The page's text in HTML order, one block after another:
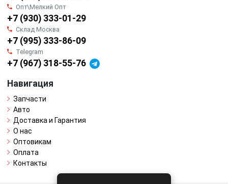
Опт\Мелкий Опт
+7 (930) 333-01-29
Склад Москва
+7 (995) 333-86-09
Telegram
+7 (967) 318-55-76
Навигация
Запчасти
Авто
Доставка и Гарантия
О нас
Оптовикам
Оплата
Контакты